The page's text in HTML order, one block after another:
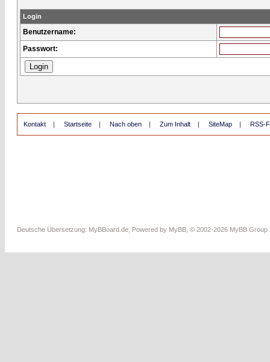
Login
Benutzername:
Passwort:
Kontakt | Startseite | Nach oben | Zum Inhalt | SiteMap | RSS-
Deutsche Übersetzung: MyBBoard.de , Powered by MyBB , © 2002-2026 MyBB Group